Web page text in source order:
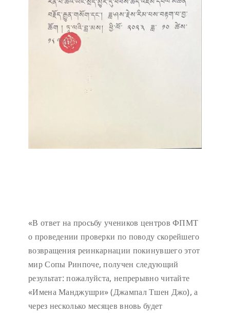
«В ответ на просьбу учеников центров ФПМТ
о проведении проверки по поводу скорейшего
возвращения реинкарнации покинувшего этот
мир Сопы Ринпоче, получен следующий
результат: пожалуйста, непрерывно читайте
«Имена Манджушри» (Джампал Тшен Джо), а
через несколько месяцев вновь будет